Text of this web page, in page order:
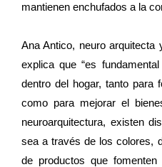
mantienen enchufados a la
Ana Antico, neuro arquitecta
explica que “es
dentro del hogar, tanto para
como para mejorar el
neuroarquitectura, existen
sea a través de los colores,
de productos que